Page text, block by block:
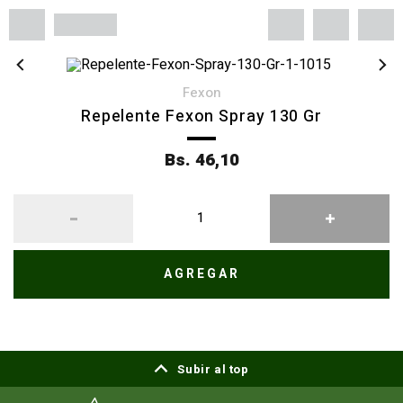
fexon
Repelente Fexon Spray 130 Gr
Bs. 46,10
AGREGAR
Subir al top